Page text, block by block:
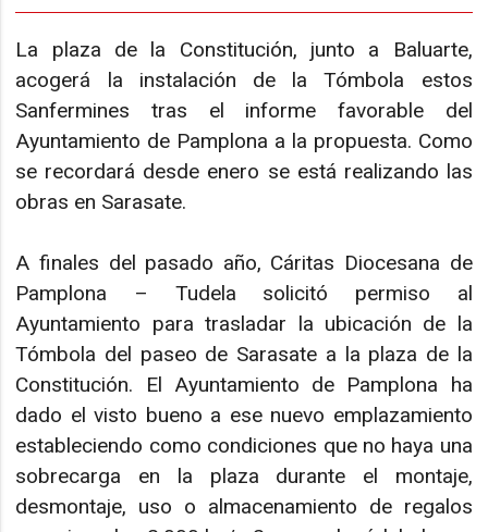
La plaza de la Constitución, junto a Baluarte,
acogerá la instalación de la Tómbola estos
Sanfermines tras el informe favorable del
Ayuntamiento de Pamplona a la propuesta. Como
se recordará desde enero se está realizando las
obras en Sarasate.
A finales del pasado año, Cáritas Diocesana de
Pamplona – Tudela solicitó permiso al
Ayuntamiento para trasladar la ubicación de la
Tómbola del paseo de Sarasate a la plaza de la
Constitución. El Ayuntamiento de Pamplona ha
dado el visto bueno a ese nuevo emplazamiento
estableciendo como condiciones que no haya una
sobrecarga en la plaza durante el montaje,
desmontaje, uso o almacenamiento de regalos